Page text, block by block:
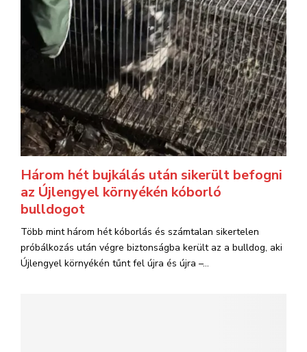
Három hét bujkálás után sikerült befogni
az Újlengyel környékén kóborló
bulldogot
Több mint három hét kóborlás és számtalan sikertelen
próbálkozás után végre biztonságba került az a bulldog, aki
Újlengyel környékén tűnt fel újra és újra –...